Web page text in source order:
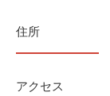
住所
アクセス